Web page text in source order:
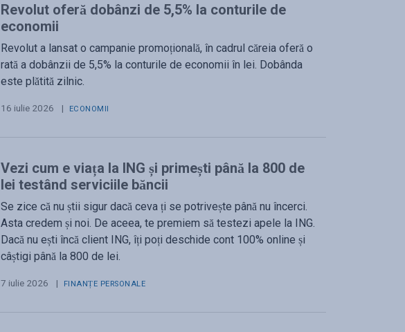
Revolut oferă dobânzi de 5,5% la conturile de
economii
Revolut a lansat o campanie promoțională, în cadrul căreia oferă o
rată a dobânzii de 5,5% la conturile de economii în lei. Dobânda
este plătită zilnic.
16 iulie 2026 | ECONOMII
Vezi cum e viața la ING și primești până la 800 de
lei testând serviciile băncii
Se zice că nu știi sigur dacă ceva ți se potrivește până nu încerci.
Asta credem și noi. De aceea, te premiem să testezi apele la ING.
Dacă nu ești încă client ING, îți poți deschide cont 100% online și
câștigi până la 800 de lei.
7 iulie 2026 | FINANȚE PERSONALE